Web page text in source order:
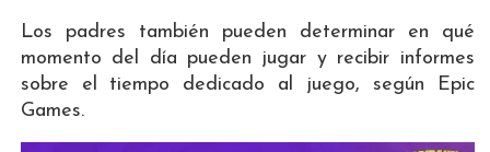
Los padres también pueden determinar en qué
momento del día pueden jugar y recibir informes
sobre el tiempo dedicado al juego, según Epic
Games.